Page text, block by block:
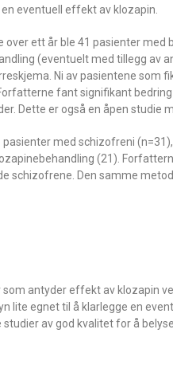
eventuell effekt av klozapin.
over ett år ble 41 pasienter
(eventuelt med tillegg av
Ni av pasientene som
fant signifikant
Dette er også en åpen
pasienter med schizofreni
(21).
schizofrene. Den samme
antyder effekt av klozapin
lite egnet til å klarlegge en
av god kvalitet for å